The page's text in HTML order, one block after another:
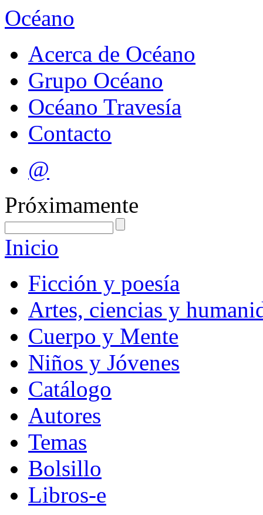
Océano
Acerca de Océano
Grupo Océano
Océano Travesía
Contacto
@
Próximamente
Inicio
Ficción y poesía
Artes, ciencias y
Cuerpo y Mente
Niños y Jóvenes
Catálogo
Autores
Temas
Bolsillo
Libros-e